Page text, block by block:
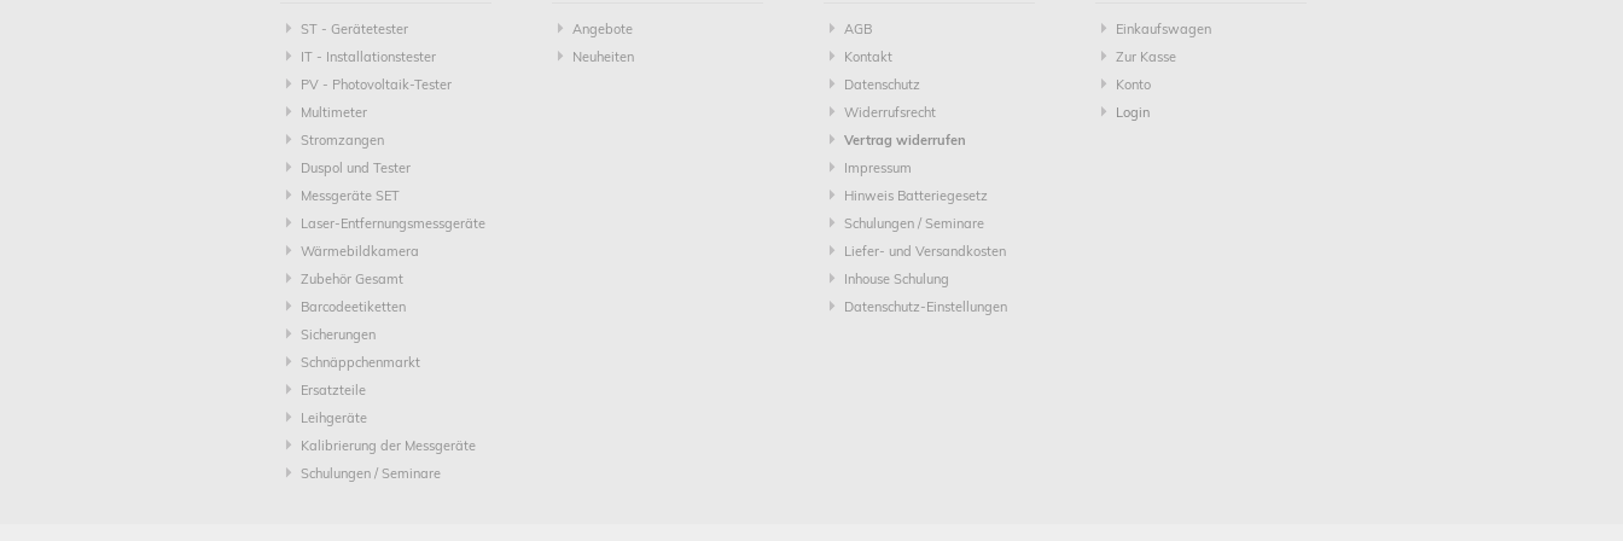
ST - Gerätetester
IT - Installationstester
PV - Photovoltaik-Tester
Multimeter
Stromzangen
Duspol und Tester
Messgeräte SET
Laser-Entfernungsmessgeräte
Wärmebildkamera
Zubehör Gesamt
Barcodeetiketten
Sicherungen
Schnäppchenmarkt
Ersatzteile
Leihgeräte
Kalibrierung der Messgeräte
Schulungen / Seminare
Angebote
Neuheiten
AGB
Kontakt
Datenschutz
Widerrufsrecht
Vertrag widerrufen
Impressum
Hinweis Batteriegesetz
Schulungen / Seminare
Liefer- und Versandkosten
Inhouse Schulung
Datenschutz-Einstellungen
Einkaufswagen
Zur Kasse
Konto
Login